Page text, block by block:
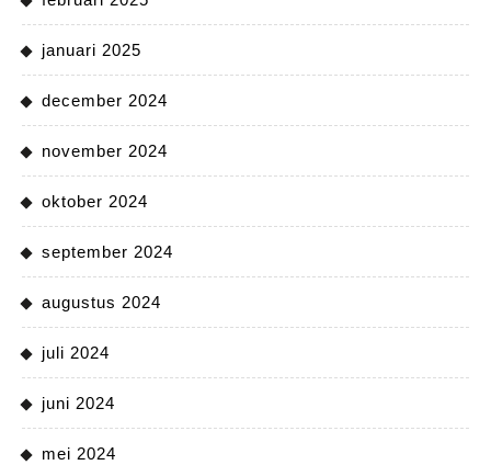
januari 2025
december 2024
november 2024
oktober 2024
september 2024
augustus 2024
juli 2024
juni 2024
mei 2024